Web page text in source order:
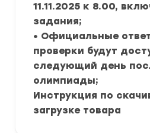
11.11.2025 к 8.00,
задания;
• Официальные
проверки будут
следующий день
олимпиады;
Инструкция по
загрузке товара